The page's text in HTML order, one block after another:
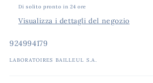
Di solito pronto in 24 ore
Visualizza i dettagli del negozio
SKU:
924994179
LABORATOIRES BAILLEUL S.A.